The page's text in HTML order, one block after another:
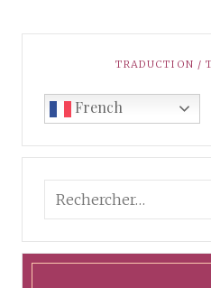
TRADUCTION /
French